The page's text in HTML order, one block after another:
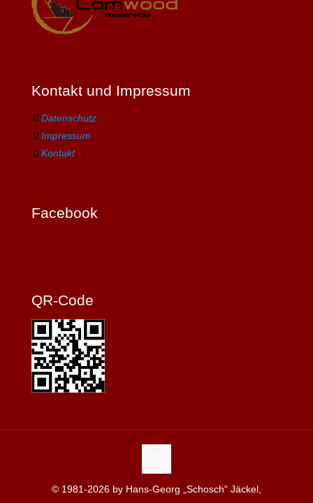
Kontakt und Impressum
Datenschutz
Impressum
Kontakt
Facebook
QR-Code
© 1981-2026 by Hans-Georg „Schosch“ Jäckel,